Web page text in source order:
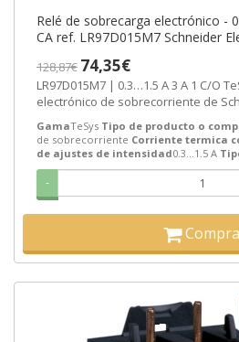
Relé de sobrecarga electrónico -
CA ref. LR97D015M7 Schneider
128,87€ 74,35€
LR97D015M7 | 0.3…1.5 A 3 A 1 C/O
electrónico de sobrecorriente de
GamaTeSys Tipo de producto o
de sobrecorriente Corriente termica
de ajustes de intensidad0.3…1.5 A
-